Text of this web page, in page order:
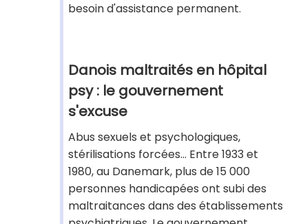
besoin d'assistance permanent.
Danois maltraités en hôpital
psy : le gouvernement
s'excuse
Abus sexuels et psychologiques,
stérilisations forcées... Entre 1933 et
1980, au Danemark, plus de 15 000
personnes handicapées ont subi des
maltraitances dans des établissements